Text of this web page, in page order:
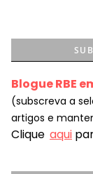
Blogue RBE
(subscreva a
artigos e
Clique aqui